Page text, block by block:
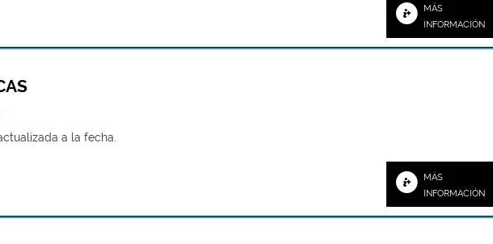
MÁS
INFORMACIÓN
a la fecha.
MÁS
INFORMACIÓN